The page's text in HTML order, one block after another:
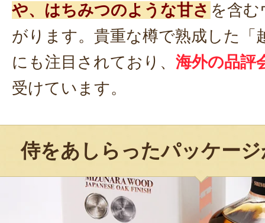
や、はちみつのような甘さ を含
がります。貴重な樽で熟成した「
にも注目されており、 海外の品評
受けています。
侍をあしらったパッケー